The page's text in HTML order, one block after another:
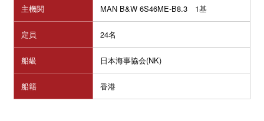
主機関 MAN B&W 6S46ME-B8.3 1基
定員 24名
船級 日本海事協会(NK)
船籍 香港